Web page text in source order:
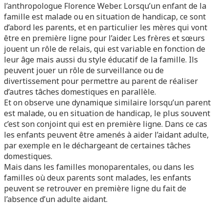
l’anthropologue Florence Weber. Lorsqu’un enfant de la
famille est malade ou en situation de handicap, ce sont
d’abord les parents, et en particulier les mères qui vont
être en première ligne pour l’aider. Les frères et sœurs
jouent un rôle de relais, qui est variable en fonction de
leur âge mais aussi du style éducatif de la famille. Ils
peuvent jouer un rôle de surveillance ou de
divertissement pour permettre au parent de réaliser
d’autres tâches domestiques en parallèle.
Et on observe une dynamique similaire lorsqu’un parent
est malade, ou en situation de handicap, le plus souvent
c’est son conjoint qui est en première ligne. Dans ce cas
les enfants peuvent être amenés à aider l’aidant adulte,
par exemple en le déchargeant de certaines tâches
domestiques.
Mais dans les familles monoparentales, ou dans les
familles où deux parents sont malades, les enfants
peuvent se retrouver en première ligne du fait de
l’absence d’un adulte aidant.